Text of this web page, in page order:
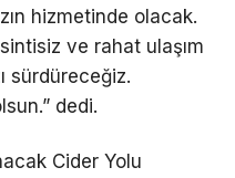
hizmetinde olacak.
ve rahat ulaşım
sürdüreceğiz.
dedi.
Cider Yolu